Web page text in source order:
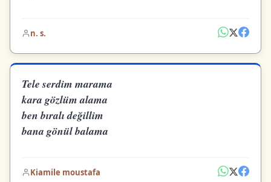
n. s.
Tele serdim marama
kara gözlüm alama
ben bıralı değillim
bana gönül balama
Kiamile moustafa